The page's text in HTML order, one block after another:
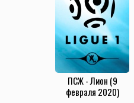
ПСЖ - Лион (9
февраля 2020)